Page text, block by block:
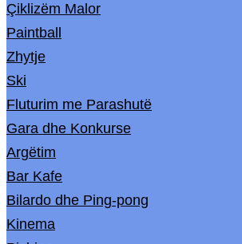
Çiklizëm Malor
Paintball
Zhytje
Ski
Fluturim me Parashutë
Gara dhe Konkurse
Argëtim
Bar Kafe
Bilardo dhe Ping-pong
Kinema